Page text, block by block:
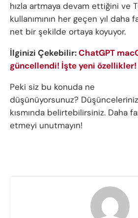
hızla artmaya devam ettiğini ve
kullanımının her geçen yıl daha
net bir şekilde ortaya koyuyor.
İlginizi Çekebilir:ChatGPT
güncellendi! İşte yeni özellikler!
Peki siz bu konuda ne
düşünüyorsunuz?
kısmında belirtebilirsiniz. Daha
etmeyi unutmayın!